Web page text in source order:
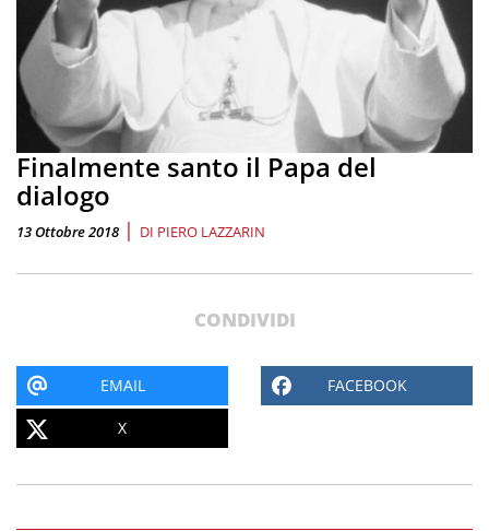
Finalmente santo il Papa del
dialogo
13 Ottobre 2018 | DI PIERO LAZZARIN
CONDIVIDI
EMAIL FACEBOOK
X